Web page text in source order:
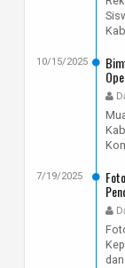
10/15/2025
7/19/2025